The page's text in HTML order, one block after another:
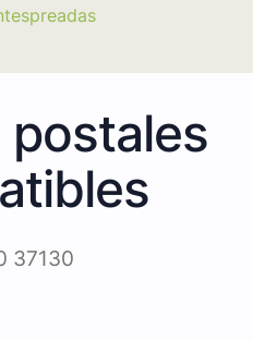
37130